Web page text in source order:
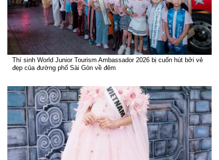
Thí sinh World Junior Tourism Ambassador 2026 bị cuốn hút bởi vẻ
đẹp của đường phố Sài Gòn về đêm